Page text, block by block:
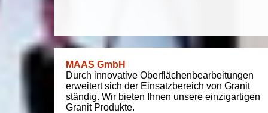
MAAS GmbH
Durch innovative Oberflächenbearbeitungen
erweitert sich der Einsatzbereich von Granit
ständig. Wir bieten Ihnen unsere einzigartigen
Granit Produkte.